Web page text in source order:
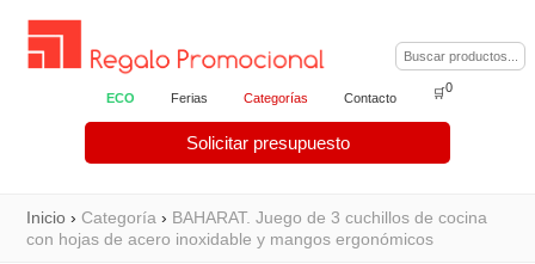
ECO Ferias Categorías Contacto
Solicitar presupuesto
🛒0
Inicio ›Categoría › BAHARAT. Juego de 3 cuchillos de cocina
con hojas de acero inoxidable y mangos ergonómicos